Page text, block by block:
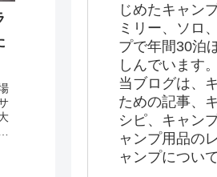
じめたキャン
ミリー、ソロ
プで年間30泊
しんでいます。
当ブログは、
ための記事、
シピ、キャン
ャンプ用品の
ャンプについ